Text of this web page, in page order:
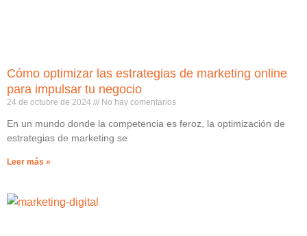
Cómo optimizar las estrategias de marketing online
para impulsar tu negocio
24 de octubre de 2024 No hay comentarios
En un mundo donde la competencia es feroz, la optimización de
estrategias de marketing se
Leer más »